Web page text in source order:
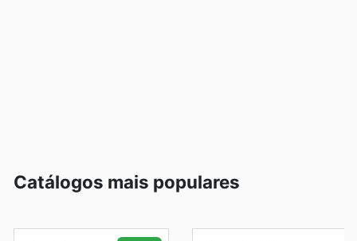
Catálogos mais populares